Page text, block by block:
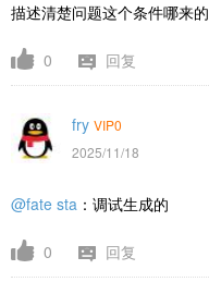
描述清楚问题这个条件哪来的
0 回复
fry VIP0
2025/11/18
@fate sta ：调试生成的
0 回复